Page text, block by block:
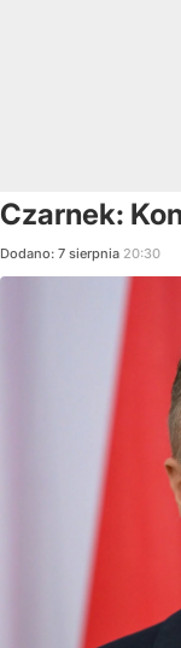
Czarnek:
Dodano: 7 sierpnia 20:30